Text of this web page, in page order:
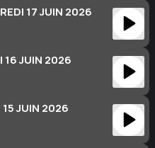
17 JUIN 2026
JUIN 2026
JUIN 2026